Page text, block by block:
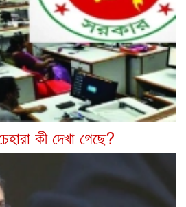
কী দেখা গেছে?